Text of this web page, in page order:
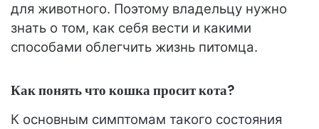
для животного. Поэтому владельцу нужно
знать о том, как себя вести и какими
способами облегчить жизнь питомца.
Как понять что кошка просит кота?
К основным симптомам такого состояния